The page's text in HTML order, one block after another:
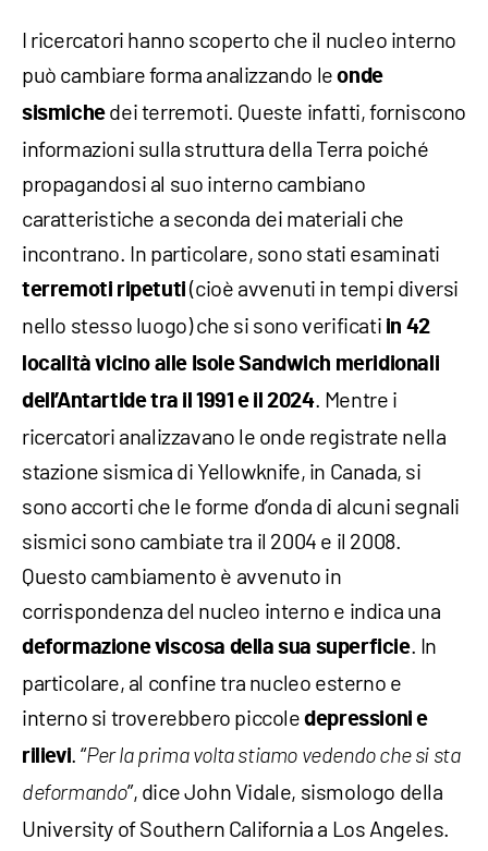
I ricercatori hanno scoperto che il nucleo interno
può cambiare forma analizzando leonde
sismiche dei terremoti. Queste infatti, forniscono
informazioni sulla struttura della Terra poiché
propagandosi al suo interno cambiano
caratteristiche a seconda dei materiali che
incontrano. In particolare, sono stati esaminati
terremoti ripetuti (cioè avvenuti in tempi diversi
nello stesso luogo) che si sono verificati in 42
località vicino alle Isole Sandwich meridionali
dell’Antartide tra il 1991 e il 2024. Mentre i
ricercatori analizzavano le onde registrate nella
stazione sismica di Yellowknife, in Canada, si
sono accorti che le forme d’onda di alcuni segnali
sismici sono cambiate tra il 2004 e il 2008.
Questo cambiamento è avvenuto in
corrispondenza del nucleo interno e indica una
deformazione viscosa della sua superficie. In
particolare, al confine tra nucleo esterno e
interno si troverebbero piccoledepressioni e
rilievi. “Per la prima volta stiamo vedendo che si sta
deformando”, dice John Vidale, sismologo della
University of Southern California a Los Angeles.